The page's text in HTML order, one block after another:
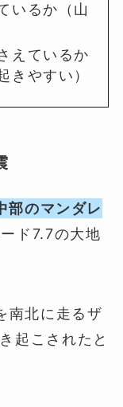
いるか（山
えているか
きやすい）
部のマンダレ
ド7.7の大地
南北に走るザ
起こされたと